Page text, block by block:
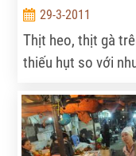
29-3-2011
Thịt heo, thịt gà
thiếu hụt so với